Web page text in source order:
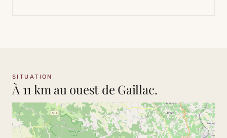
SITUATION
À 11 km au ouest de Gaillac.